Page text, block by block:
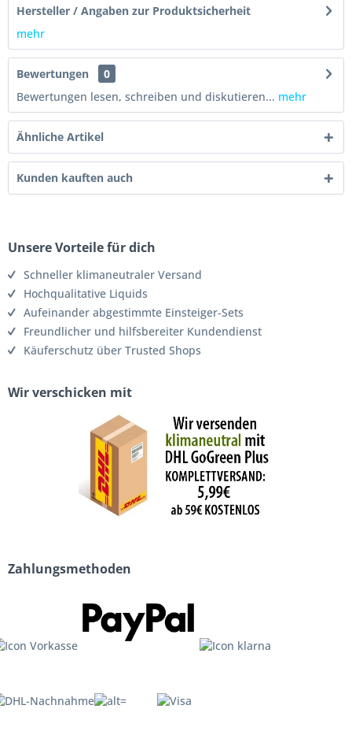
Hersteller / Angaben zur Produktsicherheit
mehr
Bewertungen
0
Bewertungen lesen, schreiben und diskutieren... mehr
Ähnliche Artikel
Kunden kauften auch
Unsere Vorteile für dich
Schneller klimaneutraler Versand
Hochqualitative Liquids
Aufeinander abgestimmte Einsteiger-Sets
Freundlicher und hilfsbereiter Kundendienst
Käuferschutz über Trusted Shops
Wir verschicken mit
Zahlungsmethoden